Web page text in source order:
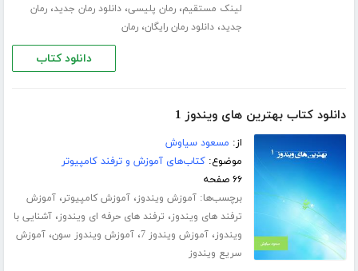
لینک مستقیم،رمان پلیسی،دانلود رمان جدید،رمان
جدید،دانلود رمان رایگان،رمان
دانلود کتاب
دانلود کتاب بهترین های ویندوز 1
از: مسعود سیاوش
موضوع:کتاب‌های آموزش و ترفند کامپیوتر
۶۶ صفحه
برچسب‌ها:آموزش ویندوز،آموزش کامپیوتر،آموزش
ترفند های ویندوز، ترفند های حرفه ای ویندوز،آشنایی با
ویندوز،آموزش ویندوز 7 ،آموزش ویندوز سون،آموزش
سریع ویندوز